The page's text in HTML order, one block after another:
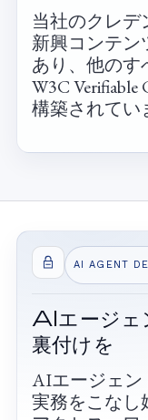
当社の​クレデ
新興コンテン
あり、​他の​す
W3C
構築されてい
AI AGENT
AIエージェ
裏付けを
AIエージェン
実務を​こな​し